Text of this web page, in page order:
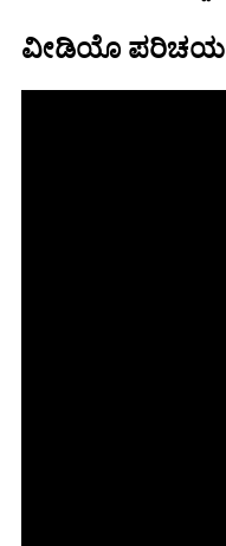
ವೀಡಿಯೊ ಪರಿಚಯ